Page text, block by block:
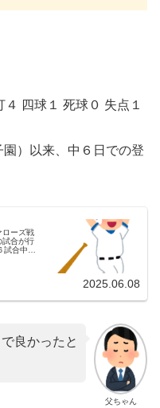
四球１ 死球０ 失点１
）以来、中６日での登
ローズ戦
試合が行
合中、
2025.06.08
父ちゃん
良かったと